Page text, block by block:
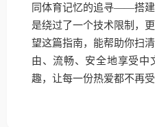
同体育记忆的追寻——搭
是绕过了一个技术限制，
望这篇指南，能帮助你扫
由、流畅、安全地享受中
趣，让每一份热爱都不再受